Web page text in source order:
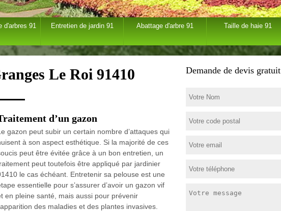
d'arbres 91 Entretien de jardin 91 Abattage d'arbre 91 Taille de haie 91
Le Roi 91410
d’un gazon
gazon peut subir un certain nombre d’attaques qui
à son aspect esthétique. Si la majorité de ces
peut être évitée grâce à un bon entretien, un
peut toutefois être appliqué par jardinier
le cas échéant. Entretenir sa pelouse est une
essentielle pour s’assurer d’avoir un gazon vif
en pleine santé, mais aussi pour prévenir
des maladies et des plantes invasives.
Demande de devis gratuit